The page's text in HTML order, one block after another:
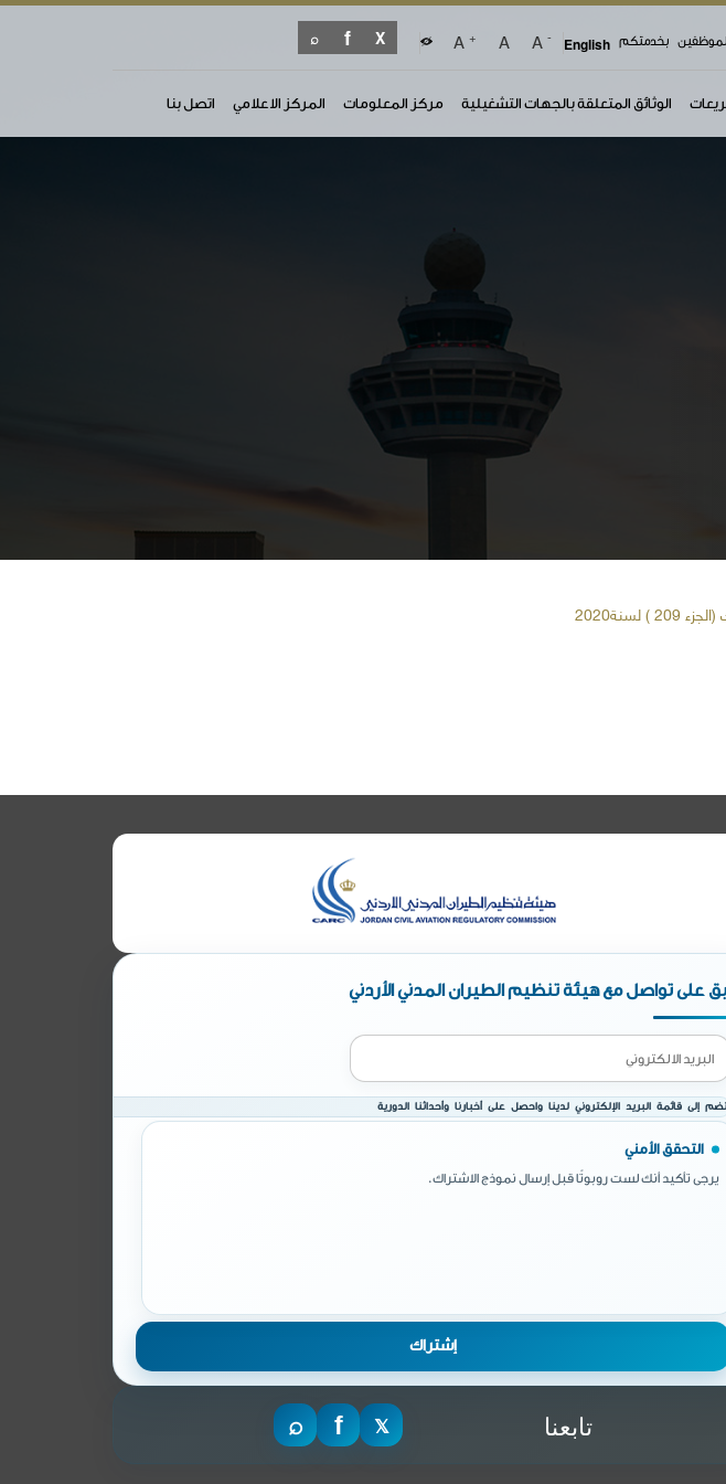
بخدمتكم English
-
A
A
+
A
الوثائق المتعلقة بالجهات التشغيلية مركز المعلومات المركز الاعلامي اتصل بنا
على تواصل مع هيئة تنظيم الطيران المدني الأردني
إلى قائمة البريد الإلكتروني لدينا واحصل على أخبارنا وأحداثنا الدورية
التحقق الأمني
يرجى تأكيد أنك لست روبوتًا قبل إرسال نموذج الاشتراك.
تابعنا